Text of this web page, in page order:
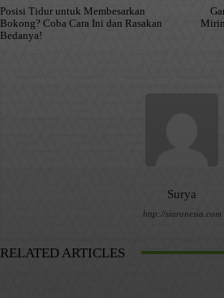
Posisi Tidur untuk Membesarkan
Bokong? Coba Cara Ini dan Rasakan
Bedanya!
Surya
http://siaranesia.com
RELATED ARTICLES